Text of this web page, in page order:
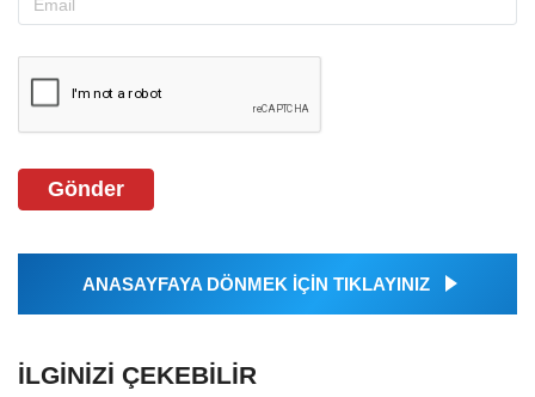
Gönder
ANASAYFAYA DÖNMEK İÇİN TIKLAYINIZ
İLGINIZI ÇEKEBILIR